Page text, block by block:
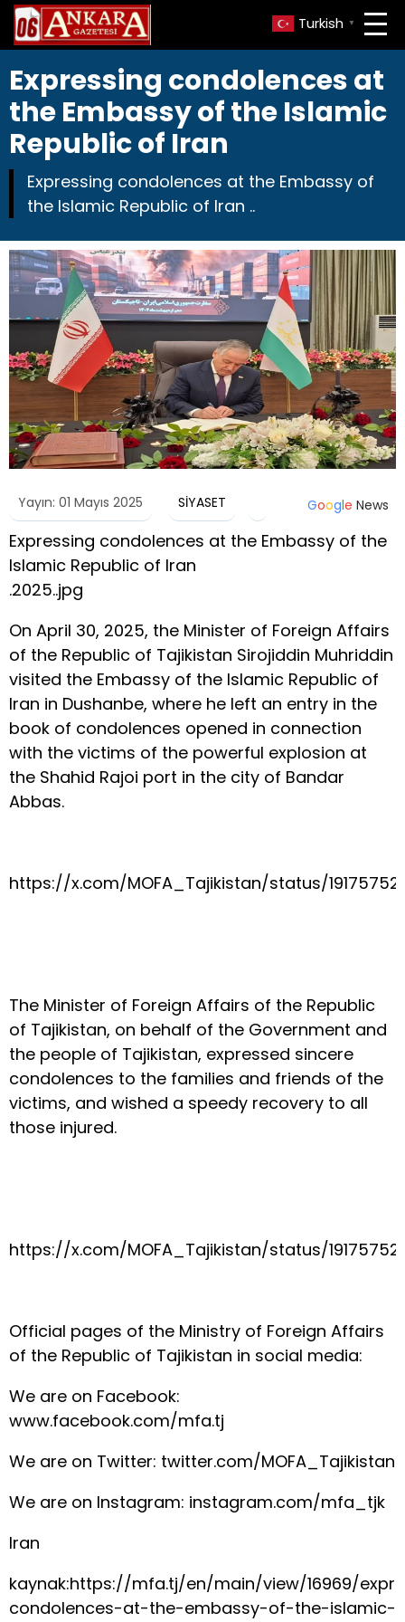
Turkish ▼
Expressing condolences at
the Embassy of the Islamic
Republic of Iran
Expressing condolences at the Embassy of
the Islamic Republic of Iran ..
Yayın: 01 Mayıs 2025 SİYASET Google News
Expressing condolences at the Embassy of the
Islamic Republic of Iran
.2025..jpg
On April 30, 2025, the Minister of Foreign Affairs
of the Republic of Tajikistan Sirojiddin Muhriddin
visited the Embassy of the Islamic Republic of
Iran in Dushanbe, where he left an entry in the
book of condolences opened in connection
with the victims of the powerful explosion at
the Shahid Rajoi port in the city of Bandar
Abbas.
https://x.com/MOFA_Tajikistan/status/
The Minister of Foreign Affairs of the Republic
of Tajikistan, on behalf of the Government and
the people of Tajikistan, expressed sincere
condolences to the families and friends of the
victims, and wished a speedy recovery to all
those injured.
https://x.com/MOFA_Tajikistan/status/
Official pages of the Ministry of Foreign Affairs
of the Republic of Tajikistan in social media:
We are on Facebook:
www.facebook.com/mfa.tj
We are on Twitter: twitter.com/MOFA_Tajikistan
We are on Instagram: instagram.com/mfa_tjk
Iran
kaynak:https://mfa.tj/en/main/view/16969/
condolences-at-the-embassy-of-the-islamic-